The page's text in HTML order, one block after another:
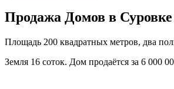
Продажа Домов в Суровке
Площадь 200 квадратных метров, два
Земля 16 соток. Дом продаётся за 6 000